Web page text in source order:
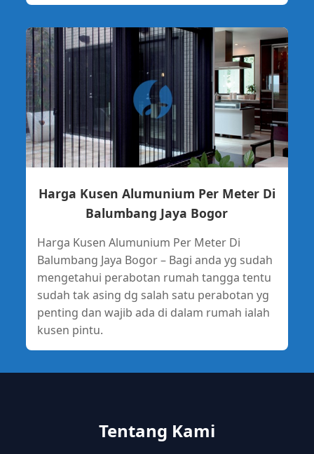
Harga Kusen Alumunium Per Meter Di
Balumbang Jaya Bogor
Harga Kusen Alumunium Per Meter Di
Balumbang Jaya Bogor – Bagi anda yg sudah
mengetahui perabotan rumah tangga tentu
sudah tak asing dg salah satu perabotan yg
penting dan wajib ada di dalam rumah ialah
kusen pintu.
Tentang Kami